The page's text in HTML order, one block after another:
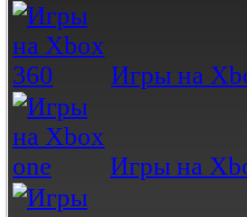
Игры на
Игры на